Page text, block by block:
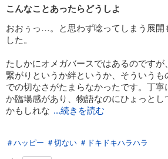
こんなことあったらどうしよ
おおぅっ…。と思わず唸ってしまう展開
した。
たしかにオメガバースではあるのです
繋がりというか絆というか、そういうも
での切なさがたまらなかったです。丁
か臨場感があり、物語なのにひょっと
かもしれな ...続きを読む
＃ハッピー ＃切ない ＃ドキドキハラハラ